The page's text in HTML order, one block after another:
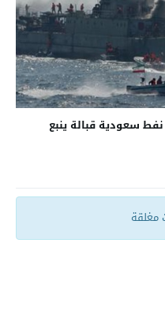
سعودية قبالة ينبع
مغلقة